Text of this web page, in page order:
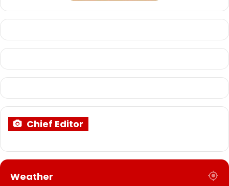
Chief Editor
Weather